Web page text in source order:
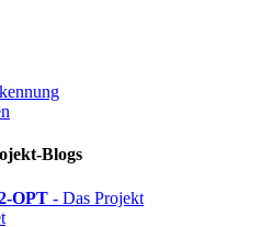
Blogs
OPT - Das Projekt